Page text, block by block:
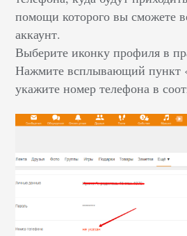
помощи которого вы сможете
аккаунт.
Выберите иконку профиля в
Нажмите всплывающий пункт
укажите номер телефона в